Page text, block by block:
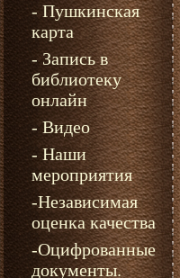
- Пушкинская
карта
- Запись в
библиотеку
онлайн
- Видео
- Наши
мероприятия
-Независимая
оценка качества
-Оцифрованные
документы.